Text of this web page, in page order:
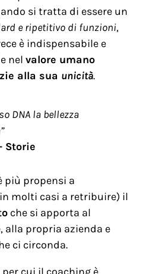
si tratta di essere un
e ripetitivo di funzioni,
è indispensabile e
nel valore umano
alla sua unicità.
DNA la bellezza
Storie
più propensi a
molti casi a retribuire) il
che si apporta al
alla propria azienda e
ci circonda.